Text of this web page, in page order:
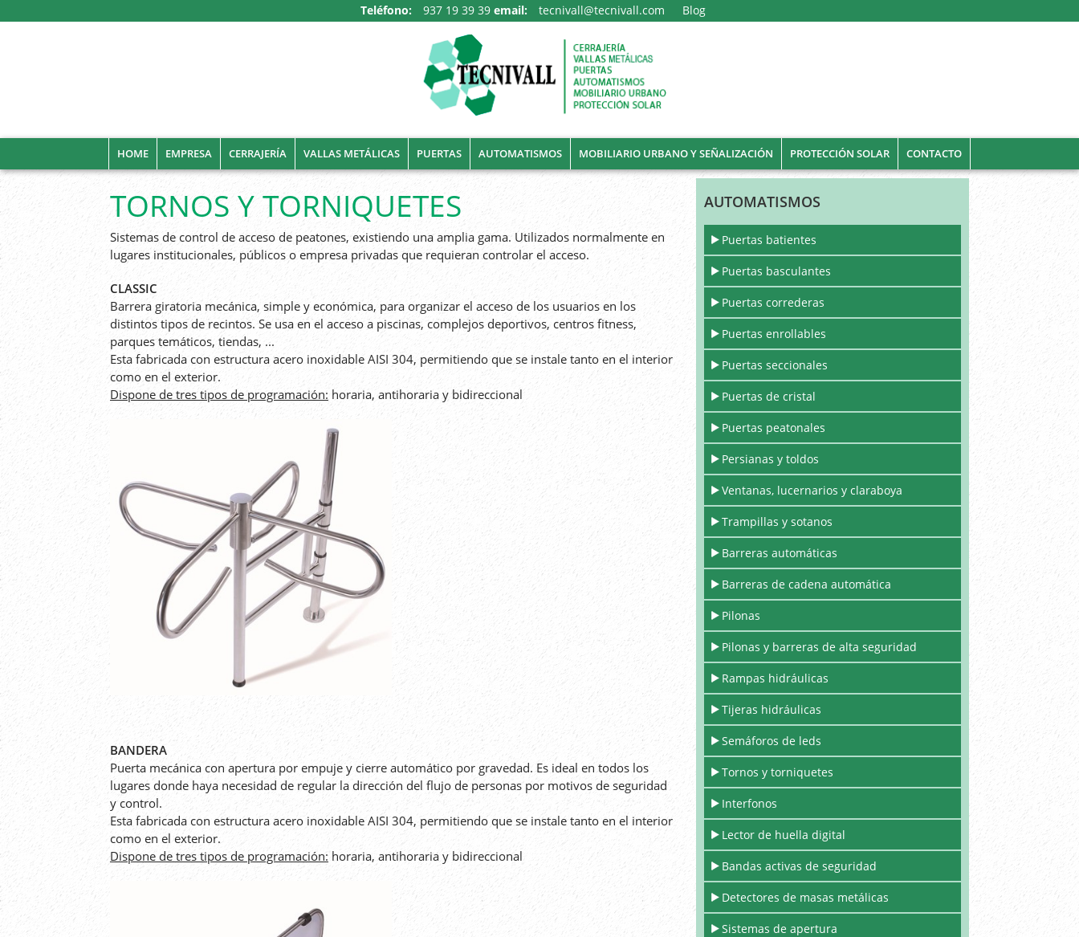
Teléfono: 937 19 39 39 email: tecnivall@tecnivall.com Blog
HOME EMPRESA CERRAJERÍA VALLAS METÁLICAS PUERTAS AUTOMATISMOS MOBILIARIO URBANO Y SEÑALIZACIÓN PROTECCIÓN SOLAR CONTACTO
TORNOS Y TORNIQUETES
Sistemas de control de acceso de peatones, existiendo una amplia gama. Utilizados normalmente en
lugares institucionales, públicos o empresa privadas que requieran controlar el acceso.
CLASSIC
Barrera giratoria mecánica, simple y económica, para organizar el acceso de los usuarios en los
distintos tipos de recintos. Se usa en el acceso a piscinas, complejos deportivos, centros fitness,
parques temáticos, tiendas, ...
Esta fabricada con estructura acero inoxidable AISI 304, permitiendo que se instale tanto en el interior
como en el exterior.
Dispone de tres tipos de programación: horaria, antihoraria y bidireccional
BANDERA
Puerta mecánica con apertura por empuje y cierre automático por gravedad. Es ideal en todos los
lugares donde haya necesidad de regular la dirección del flujo de personas por motivos de seguridad
y control.
Esta fabricada con estructura acero inoxidable AISI 304, permitiendo que se instale tanto en el interior
como en el exterior.
Dispone de tres tipos de programación: horaria, antihoraria y bidireccional
AUTOMATISMOS
Puertas batientes
Puertas basculantes
Puertas correderas
Puertas enrollables
Puertas seccionales
Puertas de cristal
Puertas peatonales
Persianas y toldos
Ventanas, lucernarios y claraboya
Trampillas y sotanos
Barreras automáticas
Barreras de cadena automática
Pilonas
Pilonas y barreras de alta seguridad
Rampas hidráulicas
Tijeras hidráulicas
Semáforos de leds
Tornos y torniquetes
Interfonos
Lector de huella digital
Bandas activas de seguridad
Detectores de masas metálicas
Sistemas de apertura